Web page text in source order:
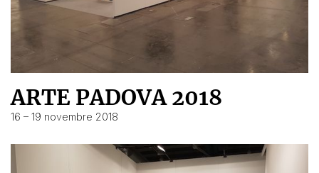
ARTE PADOVA 2018
16 – 19 novembre 2018